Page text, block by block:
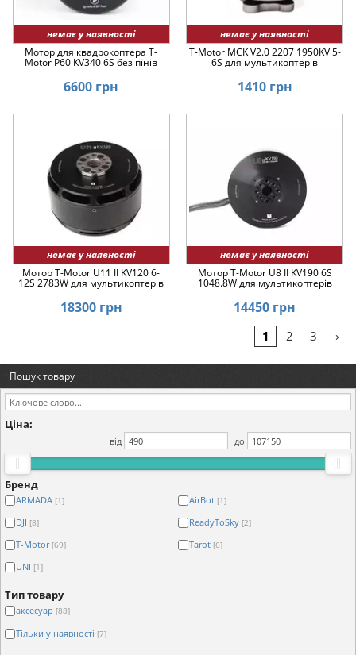
немає у наявності
Мотор для квадрокоптера T-
Motor P60 KV340 6S без пінів
6600 грн
немає у наявності
T-Motor MCK V2.0 2207 1950KV 5-
6S для мультикоптерів
1410 грн
немає у наявності
Мотор T-Motor U11 II KV120 6-
12S 2783W для мультикоптерів
18300 грн
немає у наявності
Мотор T-Motor U8 II KV190 6S
1048.8W для мультикоптерів
14450 грн
1 2 3 ›
Пошук товару
Ціна:
від до
Бренд
ARMADA [1] AirBot [1]
DJI [8] ReadyToSky [2]
T-Motor [69] Tarot [6]
UNI [1]
Тип товару
аксесуар [88]
Тільки у наявності [7]